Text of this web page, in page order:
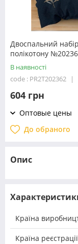
Двоспальний
полікотону
В наявності
code : PR2T202362
604 грн
Оптовые цены
До обраного
Опис
Країна
Країна